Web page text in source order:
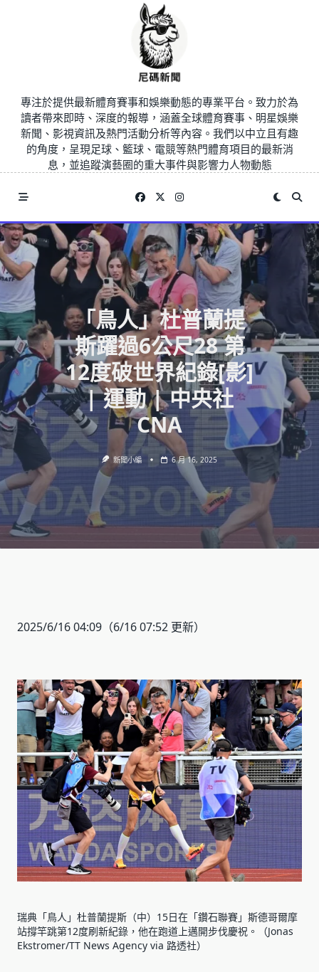
專注於提供最新體育賽事和娛樂動態的專業平台。致力於為
讀者帶來即時、深度的報導，涵蓋全球體育賽事、明星娛樂
新聞、影視資訊及熱門活動分析等內容。我們以中立且有趣
的角度，呈現足球、籃球、電競等熱門體育項目的最新消
息，並追蹤演藝圈的重大事件與影響力人物動態
「鳥人」杜普蘭提
斯躍過6公尺28 第
12度破世界紀錄[影]
| 運動 | 中央社
CNA
新聞小編 6 月 16, 2025
2025/6/16 04:09 （6/16 07:52 更新）
瑞典「鳥人」杜普蘭提斯（中）15日在「鑽石聯賽」斯德哥爾摩
站撐竿跳第12度刷新紀錄，他在跑道上邁開步伐慶祝。（Jonas
Ekstromer/TT News Agency via 路透社）